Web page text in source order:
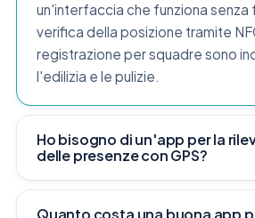
un'interfaccia che funziona senza
verifica della posizione tramite
registrazione per squadre sono
l'edilizia e le pulizie.
Ho bisogno di un'app per la
delle presenze con GPS?